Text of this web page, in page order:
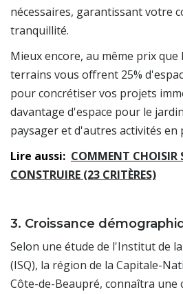
nécessaires, garantissant votre
tranquillité.
Mieux encore, au même prix que
terrains vous offrent 25%
pour concrétiser vos projets
davantage d'espace pour le
paysager et d'autres activités en
Lire aussi: COMMENT CHOISIR
CONSTRUIRE (23 CRITÈRES)
3. Croissance
Selon une étude de l'Institut de
(ISQ), la région de la Capitale-
Côte-de-Beaupré, connaîtra une